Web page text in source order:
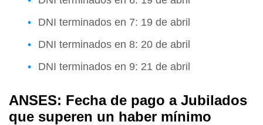
DNI terminados en 7: 19 de abril
DNI terminados en 8: 20 de abril
DNI terminados en 9: 21 de abril
ANSES: Fecha de pago a Jubilados
que superen un haber mínimo